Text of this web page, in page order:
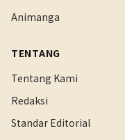
Animanga
TENTANG
Tentang Kami
Redaksi
Standar Editorial